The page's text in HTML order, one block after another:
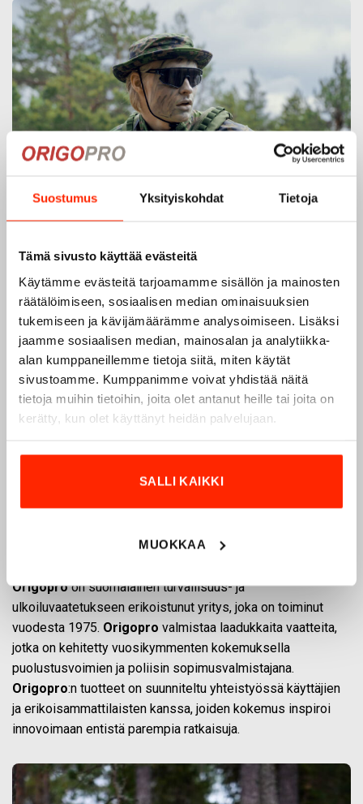
Suostumus Yksityiskohdat Tietoja
Tämä sivusto käyttää evästeitä
Käytämme evästeitä tarjoamamme sisällön ja mainosten
räätälöimiseen, sosiaalisen median ominaisuuksien
tukemiseen ja kävijämäärämme analysoimiseen. Lisäksi
jaamme sosiaalisen median, mainosalan ja analytiikka-
alan kumppaneillemme tietoja siitä, miten käytät
sivustoamme. Kumppanimme voivat yhdistää näitä
tietoja muihin tietoihin, joita olet antanut heille tai joita on
kerätty, kun olet käyttänyt heidän palvelujaan.
SALLI KAIKKI
MUOKKAA
Origopro – Suomalainen laatumerkki vuodesta
Origoproon suomalainen turvallisuus- ja
ulkoiluvaatetukseen erikoistunut yritys, joka on toiminut
vuodesta 1975. Origopro valmistaa laadukkaita vaatteita,
jotka on kehitetty vuosikymmenten kokemuksella
puolustusvoimien ja poliisin sopimusvalmistajana.
Origopro:n tuotteet on suunniteltu yhteistyössä käyttäjien
ja erikoisammattilaisten kanssa, joiden kokemus inspiroi
innovoimaan entistä parempia ratkaisuja.